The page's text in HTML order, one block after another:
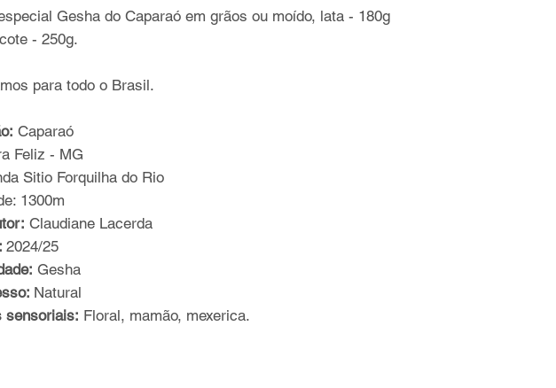
Gesha do Caparaó em grãos ou moído, lata - 180g
- 250g.
para todo o Brasil.
Caparaó
Feliz - MG
Sitio Forquilha do Rio
1300m
Claudiane Lacerda
2024/25
Gesha
Natural
sensoriais: Floral, mamão, mexerica.